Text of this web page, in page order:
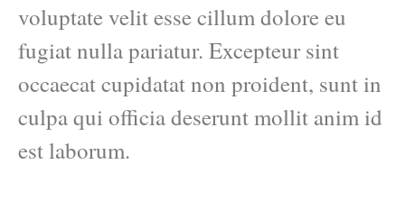
voluptate velit esse cillum dolore eu
fugiat nulla pariatur. Excepteur sint
occaecat cupidatat non proident, sunt in
culpa qui officia deserunt mollit anim id
est laborum.